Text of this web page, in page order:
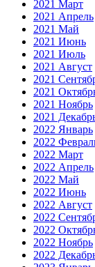
2021 Март
2021 Апрель
2021 Май
2021 Июнь
2021 Июль
2021 Август
2021
2021
2021 Ноябрь
2021
2022 Январь
2022
2022 Март
2022 Апрель
2022 Май
2022 Июнь
2022 Август
2022
2022
2022 Ноябрь
2022